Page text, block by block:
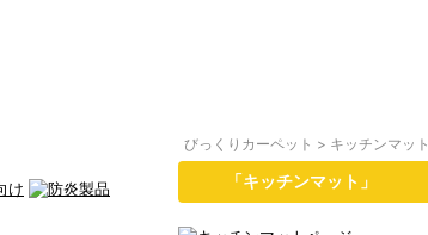
びっくりカーペット > キッチンマット
「キッチンマット」